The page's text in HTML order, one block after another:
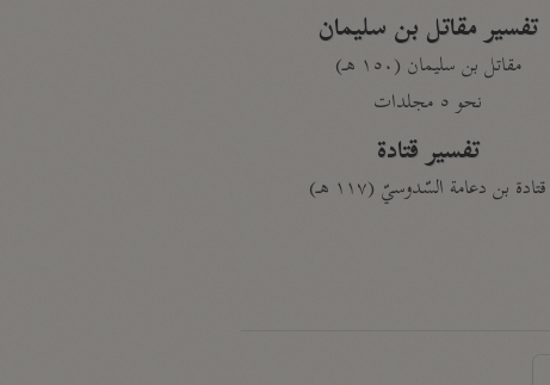
تفسير مقاتل بن سليمان
مقاتل بن سليمان (١٥٠ هـ)
نحو ٥ مجلدات
تفسير قتادة
قتادة بن دعامة السّدوسيّ (١١٧ هـ)